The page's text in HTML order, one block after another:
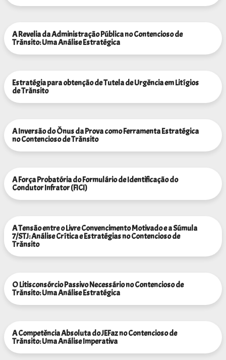
A Revelia da Administração Pública no Contencioso de
Trânsito: Uma Análise Estratégica
Estratégia para obtenção de Tutela de Urgência em Litígios
de Trânsito
A Inversão do Ônus da Prova como Ferramenta Estratégica
no Contencioso de Trânsito
A Força Probatória do Formulário de Identificação do
Condutor Infrator (FICI)
A Tensão entre o Livre Convencimento Motivado e a Súmula
7/STJ: Análise Crítica e Estratégias no Contencioso de
Trânsito
O Litisconsórcio Passivo Necessário no Contencioso de
Trânsito: Uma Análise Estratégica
A Competência Absoluta do JEFaz no Contencioso de
Trânsito: Uma Análise Imperativa